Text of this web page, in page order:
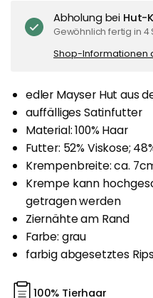
Abholung bei Hut-
Gewöhnlich fertig in 4
Shop-Informationen
edler Mayser Hut aus
auffälliges Satinfutter
Material: 100% Haar
Futter: 52% Viskose;
Krempenbreite: ca.
Krempe kann
getragen werden
Ziernähte am Rand
Farbe: grau
farbig abgesetztes
100% Tierhaar